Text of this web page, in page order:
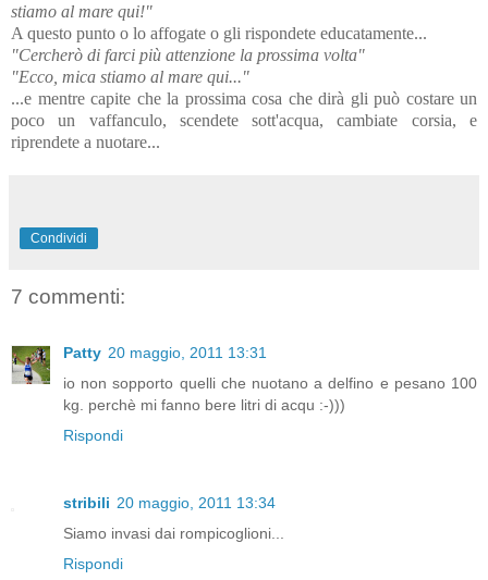
stiamo al mare qui!"
A questo punto o lo affogate o gli rispondete educatamente...
"Cercherò di farci più attenzione la prossima volta"
"Ecco, mica stiamo al mare qui..."
...e mentre capite che la prossima cosa che dirà gli può costare un
poco un vaffanculo, scendete sott'acqua, cambiate corsia, e
riprendete a nuotare...
Condividi
7 commenti:
Patty 20 maggio, 2011 13:31
io non sopporto quelli che nuotano a delfino e pesano 100
kg. perchè mi fanno bere litri di acqu :-)))
Rispondi
stribili 20 maggio, 2011 13:34
Siamo invasi dai rompicoglioni...
Rispondi